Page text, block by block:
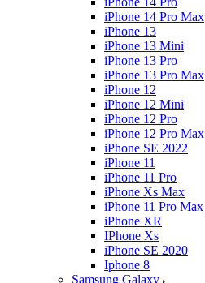
iPhone 14 Pro Max
iPhone 13
iPhone 13 Mini
iPhone 13 Pro
iPhone 13 Pro Max
iPhone 12
iPhone 12 Mini
iPhone 12 Pro
iPhone 12 Pro Max
iPhone SE 2022
iPhone 11
iPhone 11 Pro
iPhone Xs Max
iPhone 11 Pro Max
iPhone XR
IPhone Xs
iPhone SE 2020
Iphone 8
Samsung Galaxy